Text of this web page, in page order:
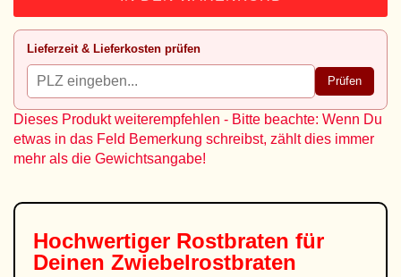
Lieferzeit & Lieferkosten prüfen
Prüfen
Dieses Produkt weiterempfehlen - Bitte beachte: Wenn Du
etwas in das Feld Bemerkung schreibst, zählt dies immer
mehr als die Gewichtsangabe!
Hochwertiger Rostbraten für
Deinen Zwiebelrostbraten